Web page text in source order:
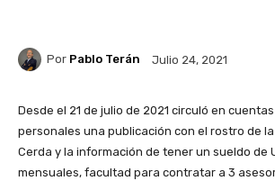
Por Pablo Terán Julio 24, 2021
Desde el 21 de julio de 2021 circuló en
personales una publicación con el rostro de
Cerda y la información de tener un sueldo de
mensuales, facultad para contratar a 3